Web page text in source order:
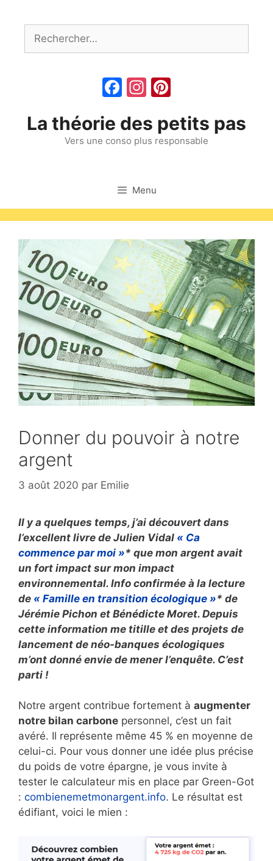
contenuRechercher :
Facebook
Instagram
La théorie des petits pas
Vers une conso plus responsable
Menu
Donner du pouvoir à notre
argent
3 août 2020 par Emilie
Il y a quelques temps, j’ai découvert dans
l’excellent livre de Julien Vidal « Ca
commence par moi »* que mon argent avait
un fort impact sur mon impact
environnemental. Info confirmée à la lecture
de « Famille en transition écologique »* de
Jérémie Pichon et Bénédicte Moret. Depuis
cette information me titille et des projets de
lancement de néo-banques écologiques
m’ont donné envie de mener l’enquête. C’est
parti !
Notre argent contribue fortement à augmenter
notre bilan carbone personnel, c’est un fait
avéré. Il représente même 45 % en moyenne de
celui-ci. Pour vous donner une idée plus précise
du poids de votre épargne, je vous invite à
tester le calculateur mis en place par Green-Got
: combienemetmonargent.info. Le résultat est
édifiant, voici le mien :